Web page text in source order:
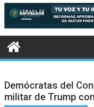
Demócratas del
militar de Trump